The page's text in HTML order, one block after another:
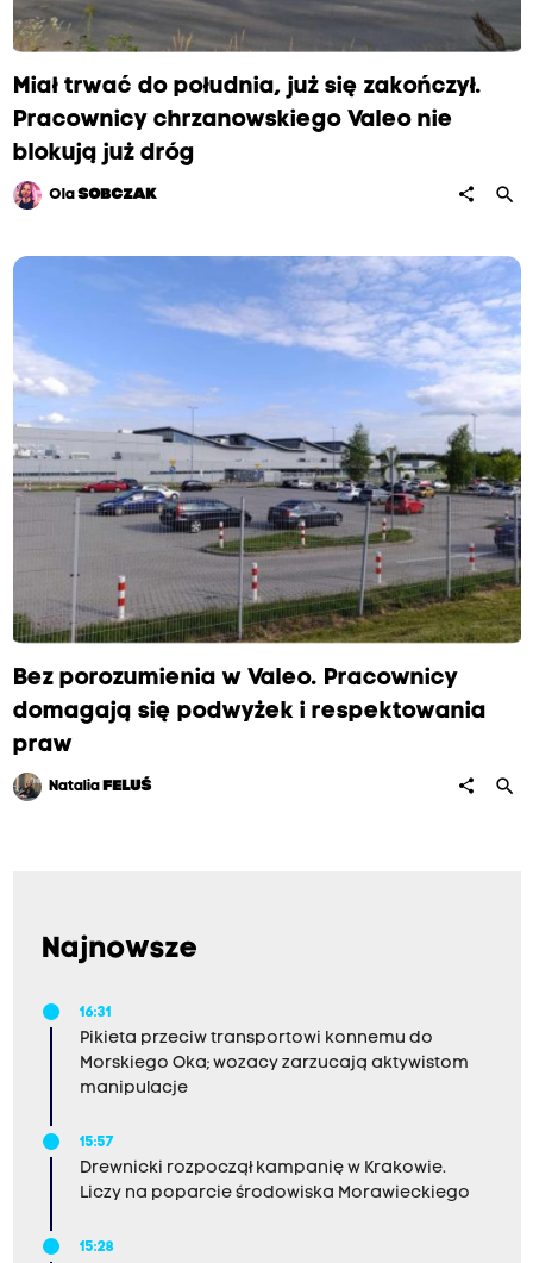
Miał trwać do południa, już się zakończył.
Pracownicy chrzanowskiego Valeo nie
blokują już dróg
OlaSOBCZAK share search
Bez porozumienia w Valeo. Pracownicy
domagają się podwyżek i respektowania
praw
Natalia FELUŚ share search
Najnowsze
16:31
Pikieta przeciw transportowi konnemu do
Morskiego Oka; wozacy zarzucają aktywistom
manipulacje
15:57
Drewnicki rozpoczął kampanię w Krakowie.
Liczy na poparcie środowiska Morawieckiego
15:28